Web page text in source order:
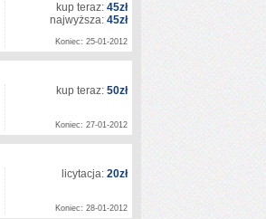
kup teraz: 45zł
najwyższa: 45zł
Koniec: 25-01-2012
kup teraz: 50zł
Koniec: 27-01-2012
licytacja: 20zł
Koniec: 28-01-2012